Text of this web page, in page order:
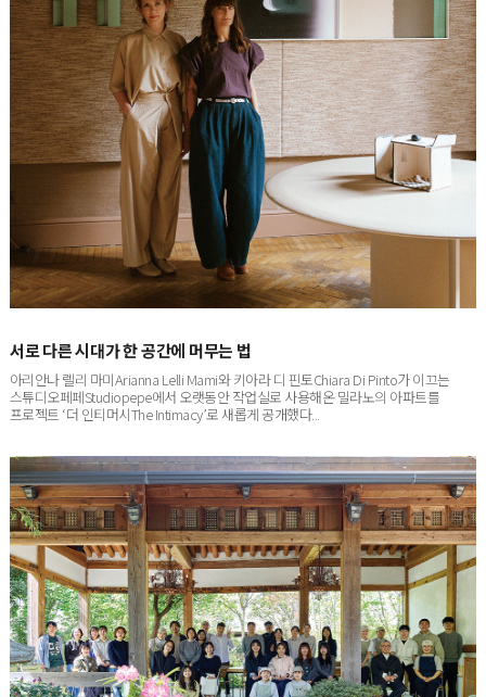
아리안나 렐리 마미Arianna Lelli Mami와 키아라 디 핀토Chiara Di Pinto가 이끄는
스튜디오페페Studiopepe에서 오랫동안 작업실로 사용해온 밀라노의 아파트를
프로젝트 ‘더 인티머시The Intimacy’로 새롭게 공개했다...